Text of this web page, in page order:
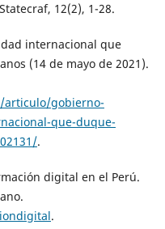
12(2), 1-28.
internacional que
(14 de mayo de 2021).
articulo/gobierno-
que-duque-
.
digital en el Perú.
.